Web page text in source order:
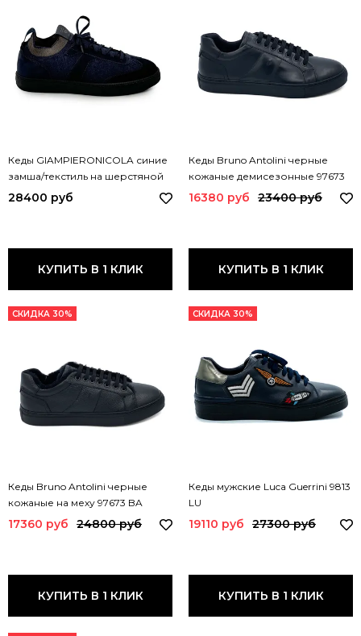
Кеды GIAMPIERONICOLA синие
замша/текстиль на шерстяной
подкладке 44516E GPN
28400 руб
КУПИТЬ В 1 КЛИК
Кеды Bruno Antolini черные
кожаные демисезонные 97673
BA DEMI
16380 руб 23400 руб
КУПИТЬ В 1 КЛИК
СКИДКА 30%
Кеды Bruno Antolini черные
кожаные на меху 97673 BA
MONT
17360 руб 24800 руб
КУПИТЬ В 1 КЛИК
СКИДКА 30%
Кеды мужские Luca Guerrini 9813
LU
19110 руб 27300 руб
КУПИТЬ В 1 КЛИК